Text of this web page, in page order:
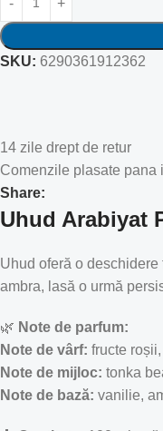
SKU: 6290361912362
14 zile drept de retur
Comenzile plasate pana
Share:
Uhud Arabiyat
Uhud oferă o
ambra, lasă o urmă
🌿 Note de parfum:
Note de vârf: fructe
Note de mijloc: tonka
Note de bază: vanilie,